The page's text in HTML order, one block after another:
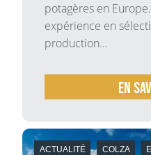
potagères en
expérience en
production...
En
ACTUALITÉ COLZA